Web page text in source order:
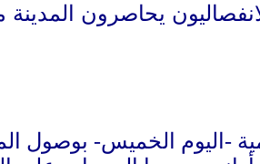
يحاصرون
-اليوم الخميس- بوصول